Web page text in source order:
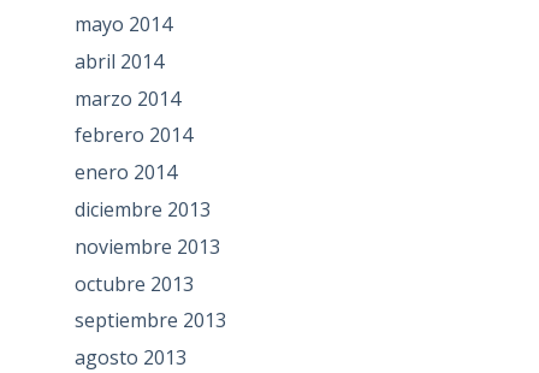
mayo 2014
abril 2014
marzo 2014
febrero 2014
enero 2014
diciembre 2013
noviembre 2013
octubre 2013
septiembre 2013
agosto 2013